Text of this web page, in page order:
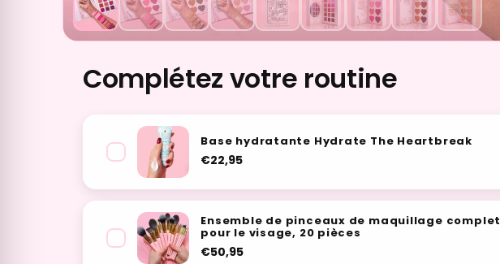
Complétez votre routine
Base hydratante Hydrate The Heartbreak
€22,95
Ensemble de pinceaux de maquillage complet
pour le visage, 20 pièces
€50,95